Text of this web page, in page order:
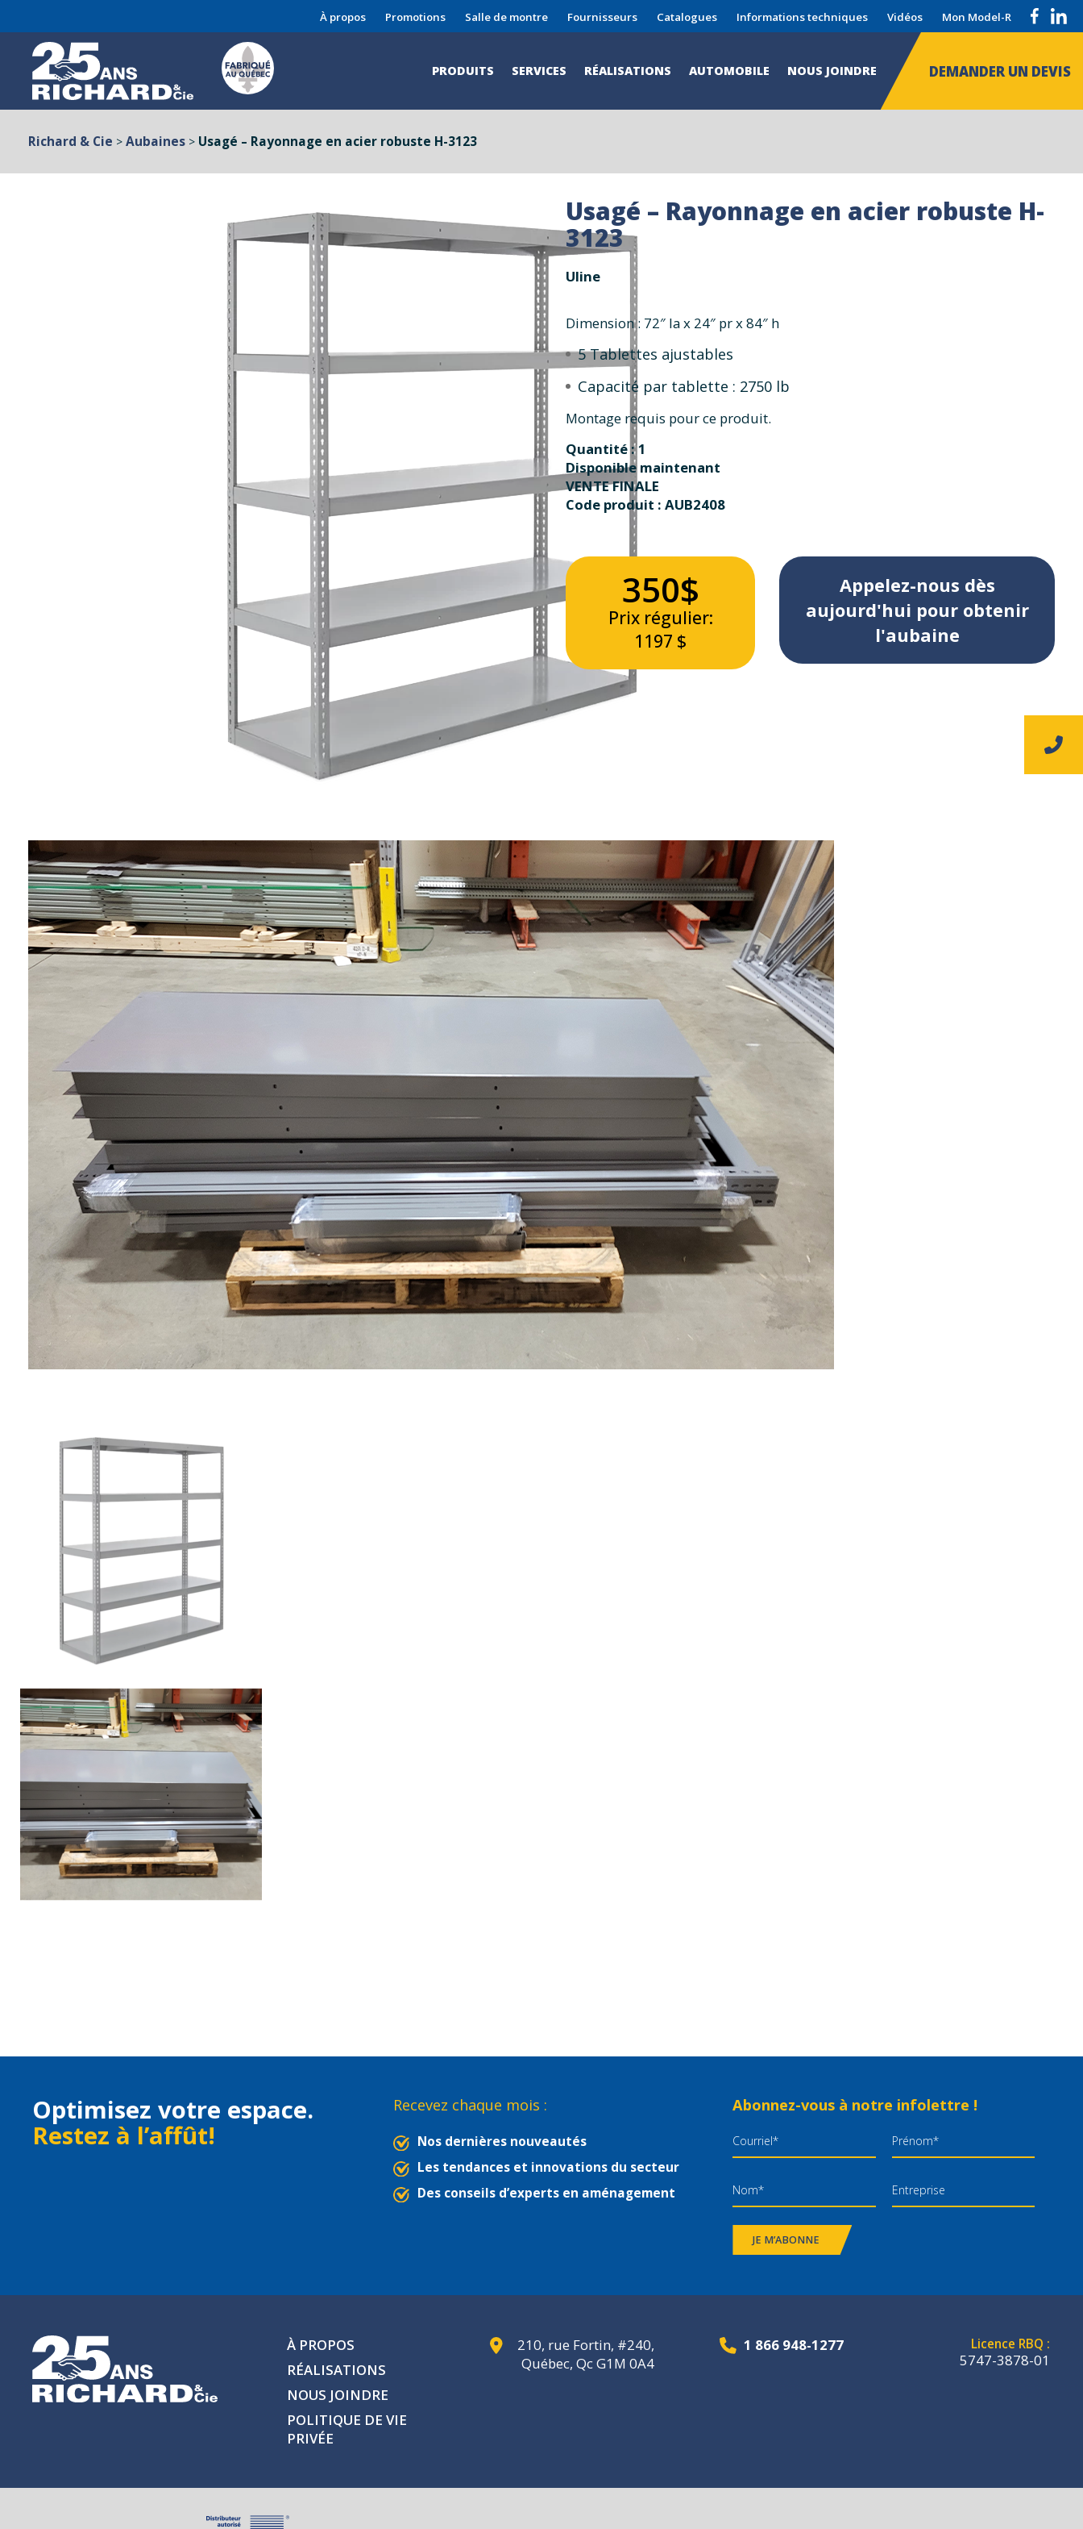
À propos Promotions Salle de montre Fournisseurs Catalogues Informations techniques Vidéos Mon Model-R
PRODUITS SERVICES RÉALISATIONS AUTOMOBILE NOUS JOINDRE DEMANDER UN DEVIS
Richard & Cie > Aubaines > Usagé – Rayonnage en acier robuste H-3123
Usagé – Rayonnage en acier robuste H-
3123
Uline
Dimension : 72″ la x 24″ pr x 84″ h
5 Tablettes ajustables
Capacité par tablette : 2750 lb
Montage requis pour ce produit.
Quantité : 1
Disponible maintenant
VENTE FINALE
Code produit : AUB2408
350$
Prix régulier:
1197 $
Appelez-nous dès
aujourd'hui pour obtenir
l'aubaine
Optimisez votre espace.
Restez à l’affût!
Recevez chaque mois :
Nos dernières nouveautés
Les tendances et innovations du secteur
Des conseils d’experts en aménagement
Abonnez-vous à notre infolettre !
JE M’ABONNE
À PROPOS
RÉALISATIONS
NOUS JOINDRE
POLITIQUE DE VIE
PRIVÉE
210, rue Fortin, #240,
Québec, Qc G1M 0A4
1 866 948-1277 Licence RBQ :
5747-3878-01